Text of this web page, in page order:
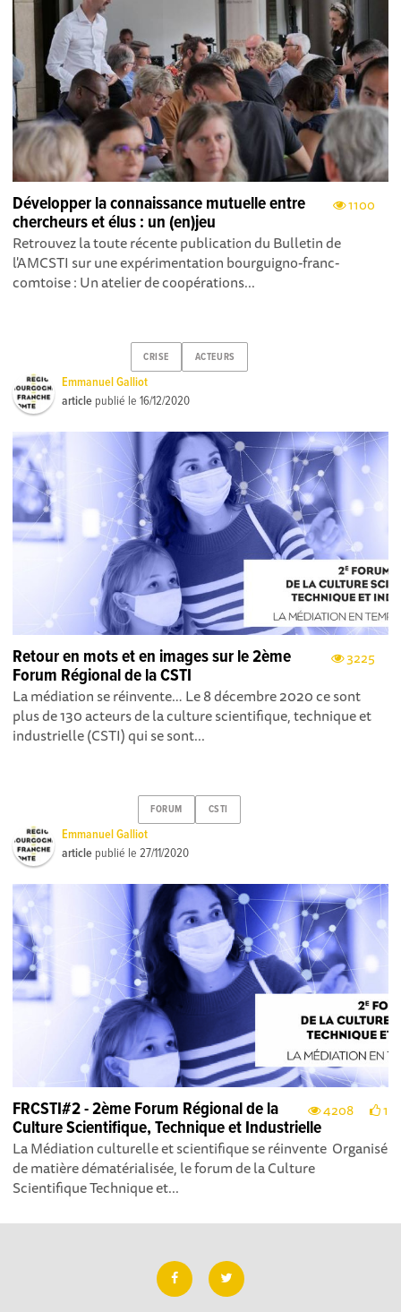
1100
Développer la connaissance mutuelle entre
chercheurs et élus : un (en)jeu
Retrouvez la toute récente publication du Bulletin de
l'AMCSTI sur une expérimentation bourguigno-franc-
comtoise : Un atelier de coopérations...
CRISE ACTEURS
Emmanuel Galliot
article publié le16/12/2020
3225
Retour en mots et en images sur le 2ème
Forum Régional de la CSTI
La médiation se réinvente… Le 8 décembre 2020 ce sont
plus de 130 acteurs de la culture scientifique, technique et
industrielle (CSTI) qui se sont...
FORUM CSTI
Emmanuel Galliot
article publié le27/11/2020
4208 1
FRCSTI#2 - 2ème Forum Régional de la
Culture Scientifique, Technique et Industrielle
La Médiation culturelle et scientifique se réinvente Organisé
de matière dématérialisée, le forum de la Culture
Scientifique Technique et...